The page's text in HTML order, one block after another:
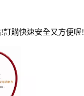
訂購快速安全又方便喔!